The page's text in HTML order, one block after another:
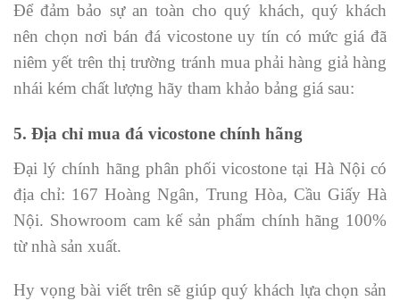
Để đảm bảo sự an toàn cho quý khách, quý khách
nên chọn nơi bán đá vicostone uy tín có mức giá đã
niêm yết trên thị trường tránh mua phải hàng giả hàng
nhái kém chất lượng hãy tham khảo bảng giá sau:
5. Địa chỉ mua đá vicostone chính hãng
Đại lý chính hãng phân phối vicostone tại Hà Nội có
địa chỉ: 167 Hoàng Ngân, Trung Hòa, Cầu Giấy Hà
Nội. Showroom cam kế sản phẩm chính hãng 100%
từ nhà sản xuất.
Hy vọng bài viết trên sẽ giúp quý khách lựa chọn sản